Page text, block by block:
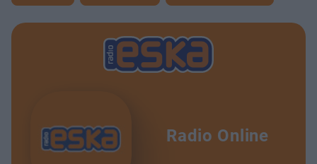
Radio Online